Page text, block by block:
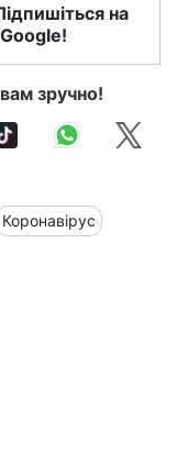
на
зручно!
Коронавірус